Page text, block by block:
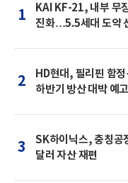
1
KAI KF-21, 내부 무
진화…5.5세대 도약
2
HD현대, 필리핀 함
하반기 방산 대박 예고
3
SK하이닉스, 충칭공
달러 자산 재편